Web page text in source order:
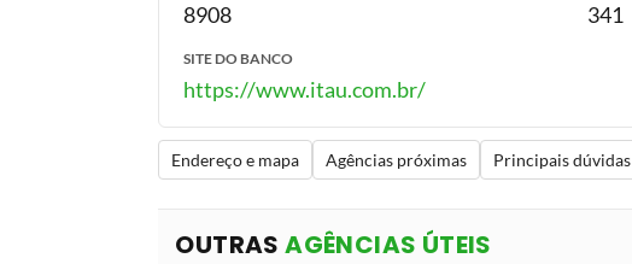
8908 341
SITE DO BANCO
https://www.itau.com.br/
Endereço e mapa Agências próximas Principais dúvidas
OUTRASAGÊNCIAS ÚTEIS